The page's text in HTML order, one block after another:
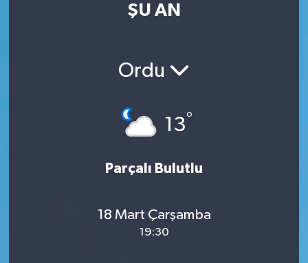
ŞU AN
Ordu
13°
Parçalı Bulutlu
18 Mart Çarşamba
19:30